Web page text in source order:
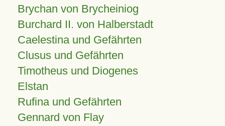
Brychan von Brycheiniog
Burchard II. von Halberstadt
Caelestina und Gefährten
Clusus und Gefährten
Timotheus und Diogenes
Elstan
Rufina und Gefährten
Gennard von Flay